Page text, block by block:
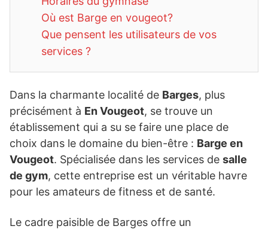
Où est Barge en vougeot?
Que pensent les utilisateurs de vos
services ?
Dans la charmante localité de Barges, plus
précisément à En Vougeot, se trouve un
établissement qui a su se faire une place de
choix dans le domaine du bien-être : Barge en
Vougeot. Spécialisée dans les services de salle
de gym, cette entreprise est un véritable havre
pour les amateurs de fitness et de santé.
Le cadre paisible de Barges offre un